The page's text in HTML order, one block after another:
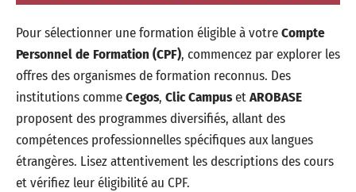
Pour sélectionner une formation éligible à votreCompte
Personnel de Formation (CPF), commencez par explorer les
offres des organismes de formation reconnus. Des
institutions commeCegos, Clic CampusetAROBASE
proposent des programmes diversifiés, allant des
compétences professionnelles spécifiques aux langues
étrangères. Lisez attentivement les descriptions des cours
et vérifiez leur éligibilité au CPF.